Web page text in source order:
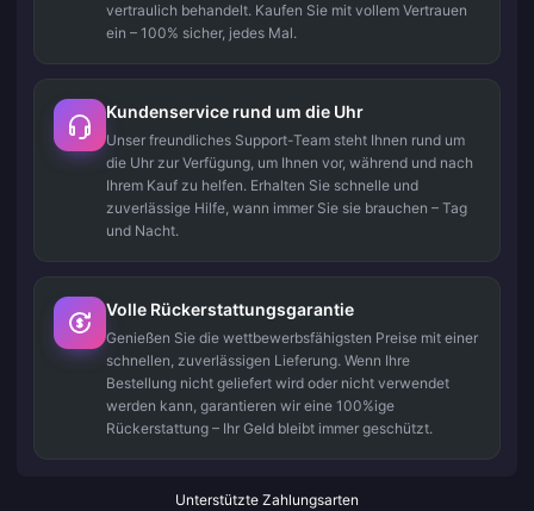
vertraulich behandelt. Kaufen Sie mit vollem Vertrauen
ein – 100% sicher, jedes Mal.
Kundenservice rund um die Uhr
Unser freundliches Support-Team steht Ihnen rund um
die Uhr zur Verfügung, um Ihnen vor, während und nach
Ihrem Kauf zu helfen. Erhalten Sie schnelle und
zuverlässige Hilfe, wann immer Sie sie brauchen – Tag
und Nacht.
Volle Rückerstattungsgarantie
Genießen Sie die wettbewerbsfähigsten Preise mit einer
schnellen, zuverlässigen Lieferung. Wenn Ihre
Bestellung nicht geliefert wird oder nicht verwendet
werden kann, garantieren wir eine 100%ige
Rückerstattung – Ihr Geld bleibt immer geschützt.
Unterstützte Zahlungsarten